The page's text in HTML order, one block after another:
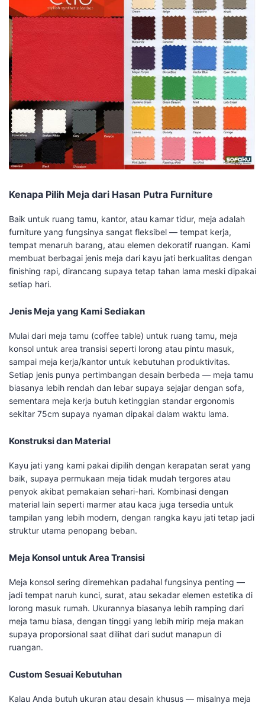
Kenapa Pilih Meja dari Hasan Putra Furniture
Baik untuk ruang tamu, kantor, atau kamar tidur, meja adalah
furniture yang fungsinya sangat fleksibel — tempat kerja,
tempat menaruh barang, atau elemen dekoratif ruangan. Kami
membuat berbagai jenis meja dari kayu jati berkualitas dengan
finishing rapi, dirancang supaya tetap tahan lama meski dipakai
setiap hari.
Jenis Meja yang Kami Sediakan
Mulai dari meja tamu (coffee table) untuk ruang tamu, meja
konsol untuk area transisi seperti lorong atau pintu masuk,
sampai meja kerja/kantor untuk kebutuhan produktivitas.
Setiap jenis punya pertimbangan desain berbeda — meja tamu
biasanya lebih rendah dan lebar supaya sejajar dengan sofa,
sementara meja kerja butuh ketinggian standar ergonomis
sekitar 75cm supaya nyaman dipakai dalam waktu lama.
Konstruksi dan Material
Kayu jati yang kami pakai dipilih dengan kerapatan serat yang
baik, supaya permukaan meja tidak mudah tergores atau
penyok akibat pemakaian sehari-hari. Kombinasi dengan
material lain seperti marmer atau kaca juga tersedia untuk
tampilan yang lebih modern, dengan rangka kayu jati tetap jadi
struktur utama penopang beban.
Meja Konsol untuk Area Transisi
Meja konsol sering diremehkan padahal fungsinya penting —
jadi tempat naruh kunci, surat, atau sekadar elemen estetika di
lorong masuk rumah. Ukurannya biasanya lebih ramping dari
meja tamu biasa, dengan tinggi yang lebih mirip meja makan
supaya proporsional saat dilihat dari sudut manapun di
ruangan.
Custom Sesuai Kebutuhan
Kalau Anda butuh ukuran atau desain khusus — misalnya meja